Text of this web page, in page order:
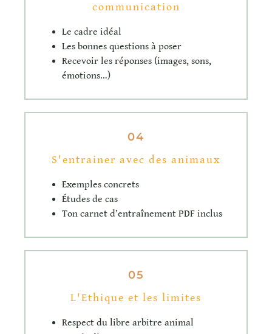
communication
Le cadre idéal
Les bonnes questions à poser
Recevoir les réponses (images, sons,
émotions…)
04
S'entrainer avec des animaux
Exemples concrets
Études de cas
Ton carnet d’entraînement PDF inclus
05
L'Ethique et les limites
Respect du libre arbitre animal